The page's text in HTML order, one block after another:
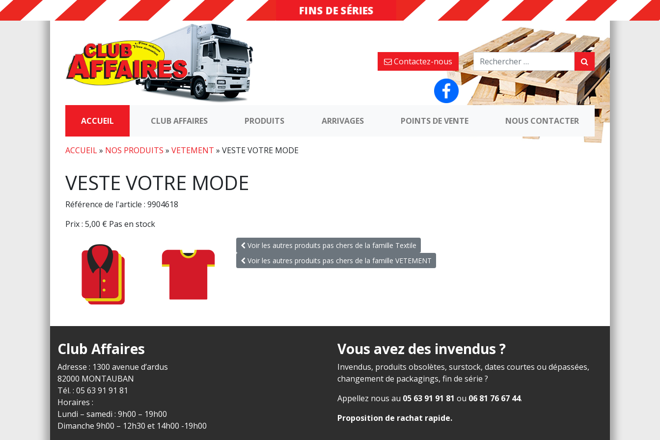
FINS DE
INVENDUS
Contactez-nous
ACCUEIL CLUB AFFAIRES PRODUITS ARRIVAGES POINTS DE VENTE NOUS CONTACTER
ACCUEIL» NOS PRODUITS » VETEMENT » VESTE VOTRE MODE
VESTE VOTRE MODE
Référence de l'article : 9904618
Prix : 5,00 € Pas en stock
Voir les autres produits pas chers de la famille Textile
Voir les autres produits pas chers de la famille VETEMENT
Club Affaires
Adresse : 1300 avenue d’ardus
82000 MONTAUBAN
Tél. : 05 63 91 91 81
Horaires :
Lundi – samedi : 9h00 – 19h00
Dimanche 9h00 – 12h30 et 14h00 -19h00
Vous avez des invendus ?
Invendus, produits obsolètes, surstock, dates courtes ou dépassées,
changement de packagings, fin de série ?
Appellez nous au 05 63 91 91 81 ou 06 81 76 67 44.
Proposition de rachat rapide.